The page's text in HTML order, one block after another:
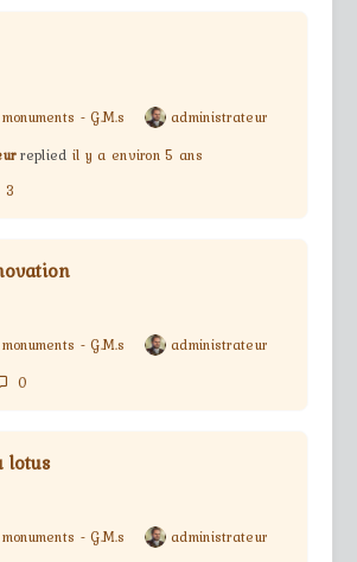
- G.M.s
administrateur
replied il y a environ 5 ans
3
- G.M.s administrateur
0
lotus
- G.M.s
administrateur